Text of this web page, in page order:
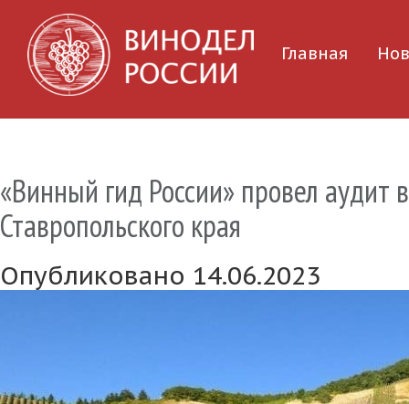
Главная
«Винный гид России» провел аудит
Ставропольского края
Опубликовано 14.06.2023